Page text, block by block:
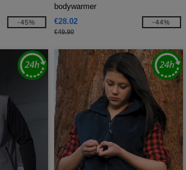
-45%
bodywarmer
€28.02
€49.90
-44%